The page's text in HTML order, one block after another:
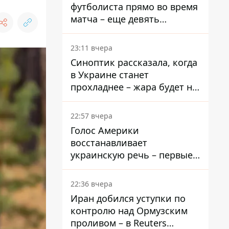
футболиста прямо во время
матча – еще девять
пострадали
23:11 вчера
Синоптик рассказала, когда
в Украине станет
прохладнее – жара будет не
долго
22:57 вчера
Голос Америки
восстанавливает
украинскую речь – первые
эфиры ожидаются на
следующей неделе
22:36 вчера
Иран добился уступки по
контролю над Ормузским
проливом – в Reuters